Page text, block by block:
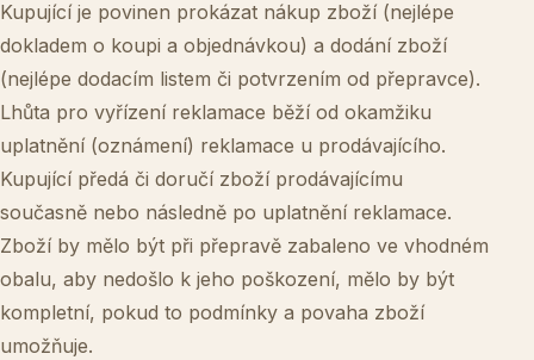
Kupující je povinen prokázat nákup zboží (nejlépe
dokladem o koupi a objednávkou) a dodání zboží
(nejlépe dodacím listem či potvrzením od přepravce).
Lhůta pro vyřízení reklamace běží od okamžiku
uplatnění (oznámení) reklamace u prodávajícího.
Kupující předá či doručí zboží prodávajícímu
současně nebo následně po uplatnění reklamace.
Zboží by mělo být při přepravě zabaleno ve vhodném
obalu, aby nedošlo k jeho poškození, mělo by být
kompletní, pokud to podmínky a povaha zboží
umožňuje.